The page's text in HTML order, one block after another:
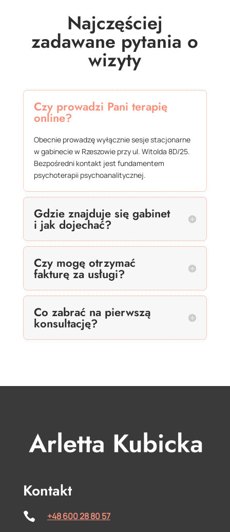
Najczęściej
zadawane pytania o
wizyty
Czy prowadzi Pani terapię
online?
Obecnie prowadzę wyłącznie sesje stacjonarne
w gabinecie w Rzeszowie przy ul. Witolda 8D/25.
Bezpośredni kontakt jest fundamentem
psychoterapii psychoanalitycznej.
Gdzie znajduje się gabinet
i jak dojechać?
Czy mogę otrzymać
fakturę za usługi?
Co zabrać na pierwszą
konsultację?
Kontakt
 +48 600 28 80 57